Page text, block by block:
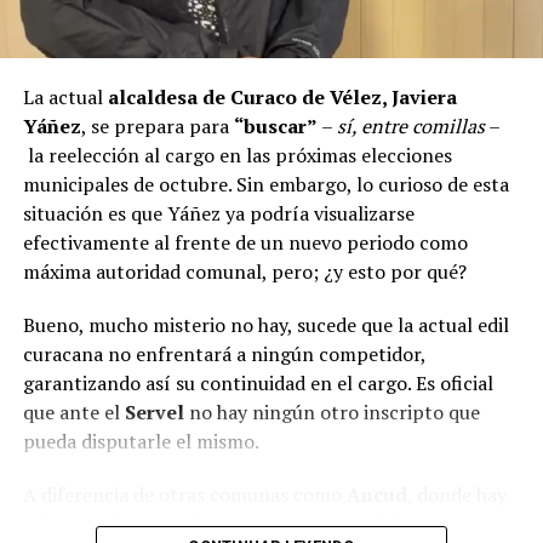
que hasta la fecha no han recibido respuesta clara sobre
si se entregarán los recursos.“Preocupa esta situación,
estos son proyectos que vienen trabajándose desde
hace tiempo y que hoy están en riesgo por la falta de
financiamiento”,declaró.
En la comuna deCuraco de Vélez, la alcaldesa Javiera
Yáñez
indicó que históricamente la Subdere ha apoyado
a los municipios en diversos proyectos y que confía en
que durante el año se asignen nuevos recursos, aunque
reconoció una disminución evidente en comparación
con ejercicios anteriores. Señaló que su administración
ha presentado iniciativas por más de 200 millones de
pesos en distintas líneas de financiamiento, y que, pese
a los esfuerzos, los fondos aún no han llegado,
La actual alcaldesa de Curaco de Vélez, Javiera
Yáñez, se prepara para “buscar” – sí, entre comillas–
la reelección al cargo en las próximas elecciones
municipales de octubre. Sin embargo, lo curioso de esta
situación es que Yáñez ya podría visualizarse
efectivamente al frente de un nuevo periodo como
máxima autoridad comunal, pero; ¿y esto por qué?
Bueno, mucho misterio no hay, sucede que la actual edil
curacana no enfrentará a ningún competidor,
garantizando así su continuidad en el cargo. Es oficial
que ante el Servelno hay ningún otro inscripto que
pueda disputarle el mismo.
seis postulantes, oCastro, con tres candidatos, en